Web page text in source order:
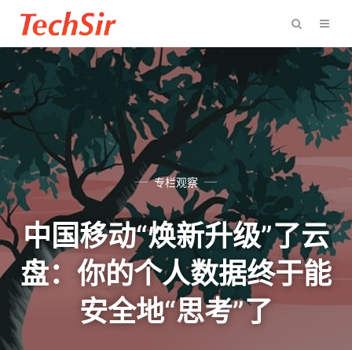
专栏观察
中国移动“焕新升级”了云
盘：你的个人数据终于能
安全地“思考”了